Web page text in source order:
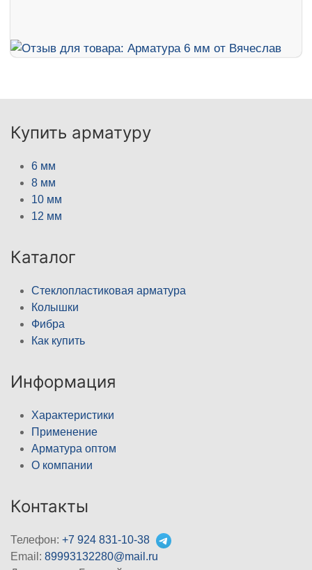
Купить арматуру
6 мм
8 мм
10 мм
12 мм
Каталог
Стеклопластиковая арматура
Колышки
Фибра
Как купить
Информация
Характеристики
Применение
Арматура оптом
О компании
Контакты
Телефон: +7 924 831-10-38
Email: 89993132280@mail.ru